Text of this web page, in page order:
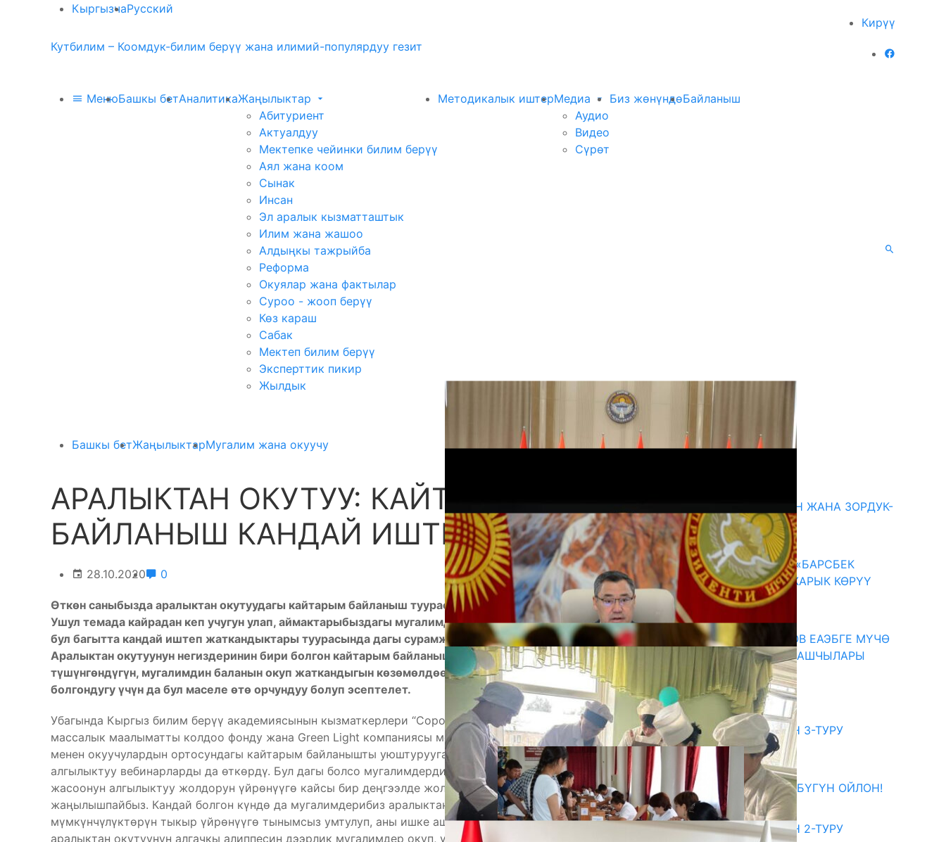
КыргызчаРусский
Кирүү
Кутбилим – Коомдук-билим берүү жана илимий-популярдуу гезит
МенюБашкы бетАналитикаЖаңылыктар
Абитуриент
Актуалдуу
Мектепке чейинки билим берүү
Аял жана коом
Сынак
Инсан
Эл аралык кызматташтык
Илим жана жашоо
Алдыңкы тажрыйба
Реформа
Окуялар жана фактылар
Суроо - жооп берүү
Көз караш
Сабак
Мектеп билим берүү
Эксперттик пикир
Жылдык
Методикалык иштерМедиа
Аудио
Видео
Сүрөт
Биз жөнүндөБайланыш
Башкы бетЖаңылыктарМугалим жана окуучу
АРАЛЫКТАН ОКУТУУ: КАЙТАРЫМ
БАЙЛАНЫШ КАНДАЙ ИШТЕП ЖАТАТ?
28.10.2020 0
Өткөн саныбызда аралыктан окутуудагы кайтарым байланыш туурасында сөз баштадык эле.
Ушул темада кайрадан кеп учугун улап, аймактарыбыздагы мугалимдерибиздин, адистердин
бул багытта кандай иштеп жаткандыктары туурасында дагы сурамжылоо жүргүздүк.
Аралыктан окутуунун негиздеринин бири болгон кайтарым байланыш окуучунун теманы кандай
түшүнгөндүгүн, мугалимдин баланын окуп жаткандыгын көзөмөлдөөнүн өзөктүү бир шарты
болгондугу үчүн да бул маселе өтө орчундуу болуп эсептелет.
Убагында Кыргыз билим берүү академиясынын кызматкерлери “Сорос-Кыргызстан” фонду,
массалык маалыматты колдоо фонду жана Green Light компаниясы менен биргеликте мугалимдер
менен окуучулардын ортосундагы кайтарым байланышты уюштурууга арналган бир нече
алгылыктуу вебинарларды да өткөрдү. Бул дагы болсо мугалимдердин кайтарым байланышты
жасоонун алгылыктуу жолдорун үйрөнүүгө кайсы бир деңгээлде жол ачты десек
жаңылышпайбыз. Кандай болгон күндө да мугалимдерибиз аралыктан окутуунун бардык
мүмкүнчүлүктөрүн тыкыр үйрөнүүгө тынымсыз умтулуп, аны ишке ашырып жатышат. Албетте,
аралыктан окутуунун алгачкы алиппесин дээрлик мугалимдер окуп, үйрөнүп чыгышты. Ал тургай
ГЕНДЕРДИК БАСМЫРЛООДОН ЖАНА ЗОРДУК-
ЗОМБУЛУКТАН КОРГОО
07.08.2026
КЫРГЫЗ ТАРЫХЫ ТАСМАДА: «БАРСБЕК
КАГАН» КӨРКӨМ ТАСМАСЫ ЖАРЫК КӨРҮҮ
АЛДЫНДА
07.08.2026
ПРЕЗИДЕНТ САДЫР ЖАПАРОВ ЕАЭБГЕ МҮЧӨ
МАМЛЕКЕТТЕРДИН ӨКМӨТ БАШЧЫЛАРЫ
МЕНЕН ЖОЛУГУШТУ
07.08.2026
Абитуриент
ЖОЖДОРГО КАБЫЛ АЛУУНУН 3-ТУРУ
БАШТАЛДЫ
27.07.2026
ӨЗҮҢДҮН КЕЛЕЧЕГИҢ ҮЧҮН БҮГҮН ОЙЛОН!
20.07.2026
ЖОЖДОРГО КАБЫЛ АЛУУНУН 2-ТУРУ